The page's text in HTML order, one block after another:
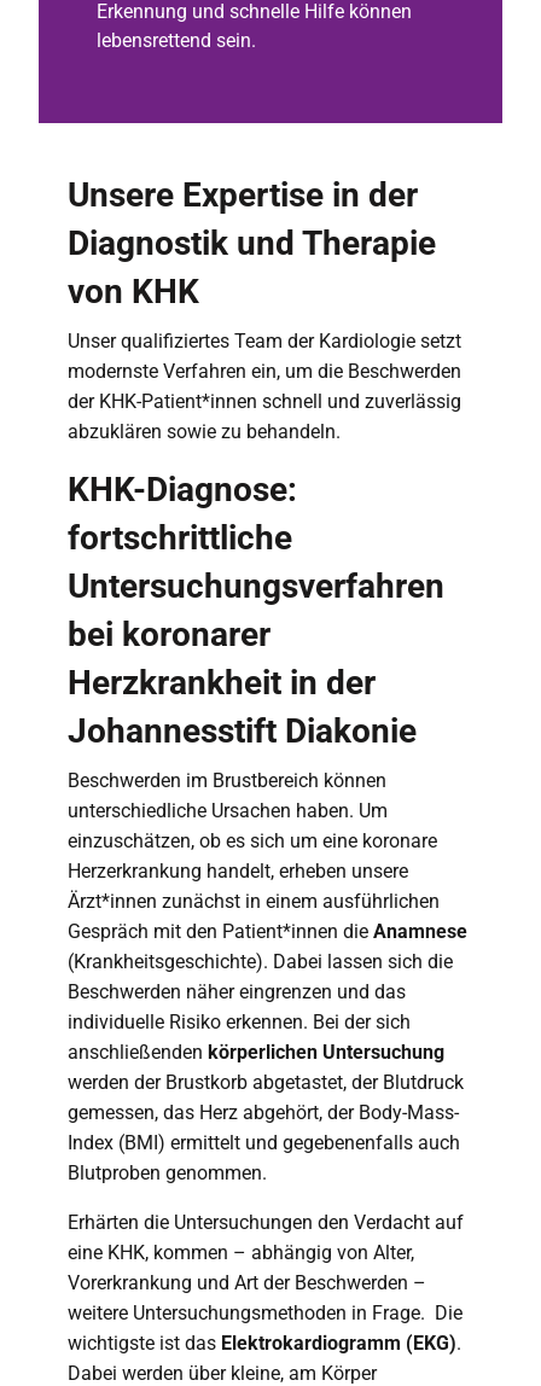
Erkennung und schnelle Hilfe können
lebensrettend sein.
Unsere Expertise in der
Diagnostik und Therapie
von KHK
Unser qualifiziertes Team der Kardiologie setzt
modernste Verfahren ein, um die Beschwerden
der KHK-Patient*innen schnell und zuverlässig
abzuklären sowie zu behandeln.
KHK-Diagnose:
fortschrittliche
Untersuchungsverfahren
bei koronarer
Herzkrankheit in der
Johannesstift Diakonie
Beschwerden im Brustbereich können
unterschiedliche Ursachen haben. Um
einzuschätzen, ob es sich um eine koronare
Herzerkrankung handelt, erheben unsere
Ärzt*innen zunächst in einem ausführlichen
Gespräch mit den Patient*innen die Anamnese
(Krankheitsgeschichte). Dabei lassen sich die
Beschwerden näher eingrenzen und das
individuelle Risiko erkennen. Bei der sich
anschließenden körperlichen Untersuchung
werden der Brustkorb abgetastet, der Blutdruck
gemessen, das Herz abgehört, der Body-Mass-
Index (BMI) ermittelt und gegebenenfalls auch
Blutproben genommen.
Erhärten die Untersuchungen den Verdacht auf
eine KHK, kommen – abhängig von Alter,
Vorerkrankung und Art der Beschwerden –
weitere Untersuchungsmethoden in Frage. Die
wichtigste ist das Elektrokardiogramm (EKG).
Dabei werden über kleine, am Körper